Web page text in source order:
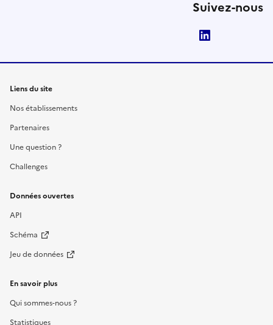
Suivez-nous
Liens du site
Nos établissements
Partenaires
Une question ?
Challenges
Données ouvertes
API
Schéma
Jeu de données
En savoir plus
Qui sommes-nous ?
Statistiques